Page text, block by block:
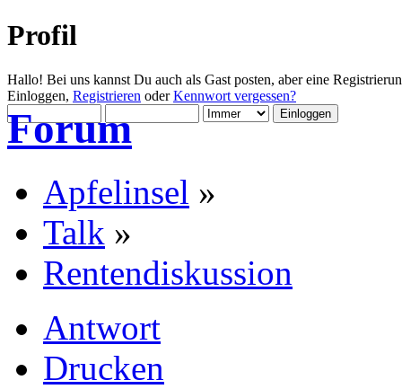
Profil
Hallo! Bei uns kannst Du auch als Gast posten, aber eine
Einloggen, Registrieren oderKennwort vergessen?
Forum
Apfelinsel »
Talk »
Rentendiskussion
Antwort
Drucken